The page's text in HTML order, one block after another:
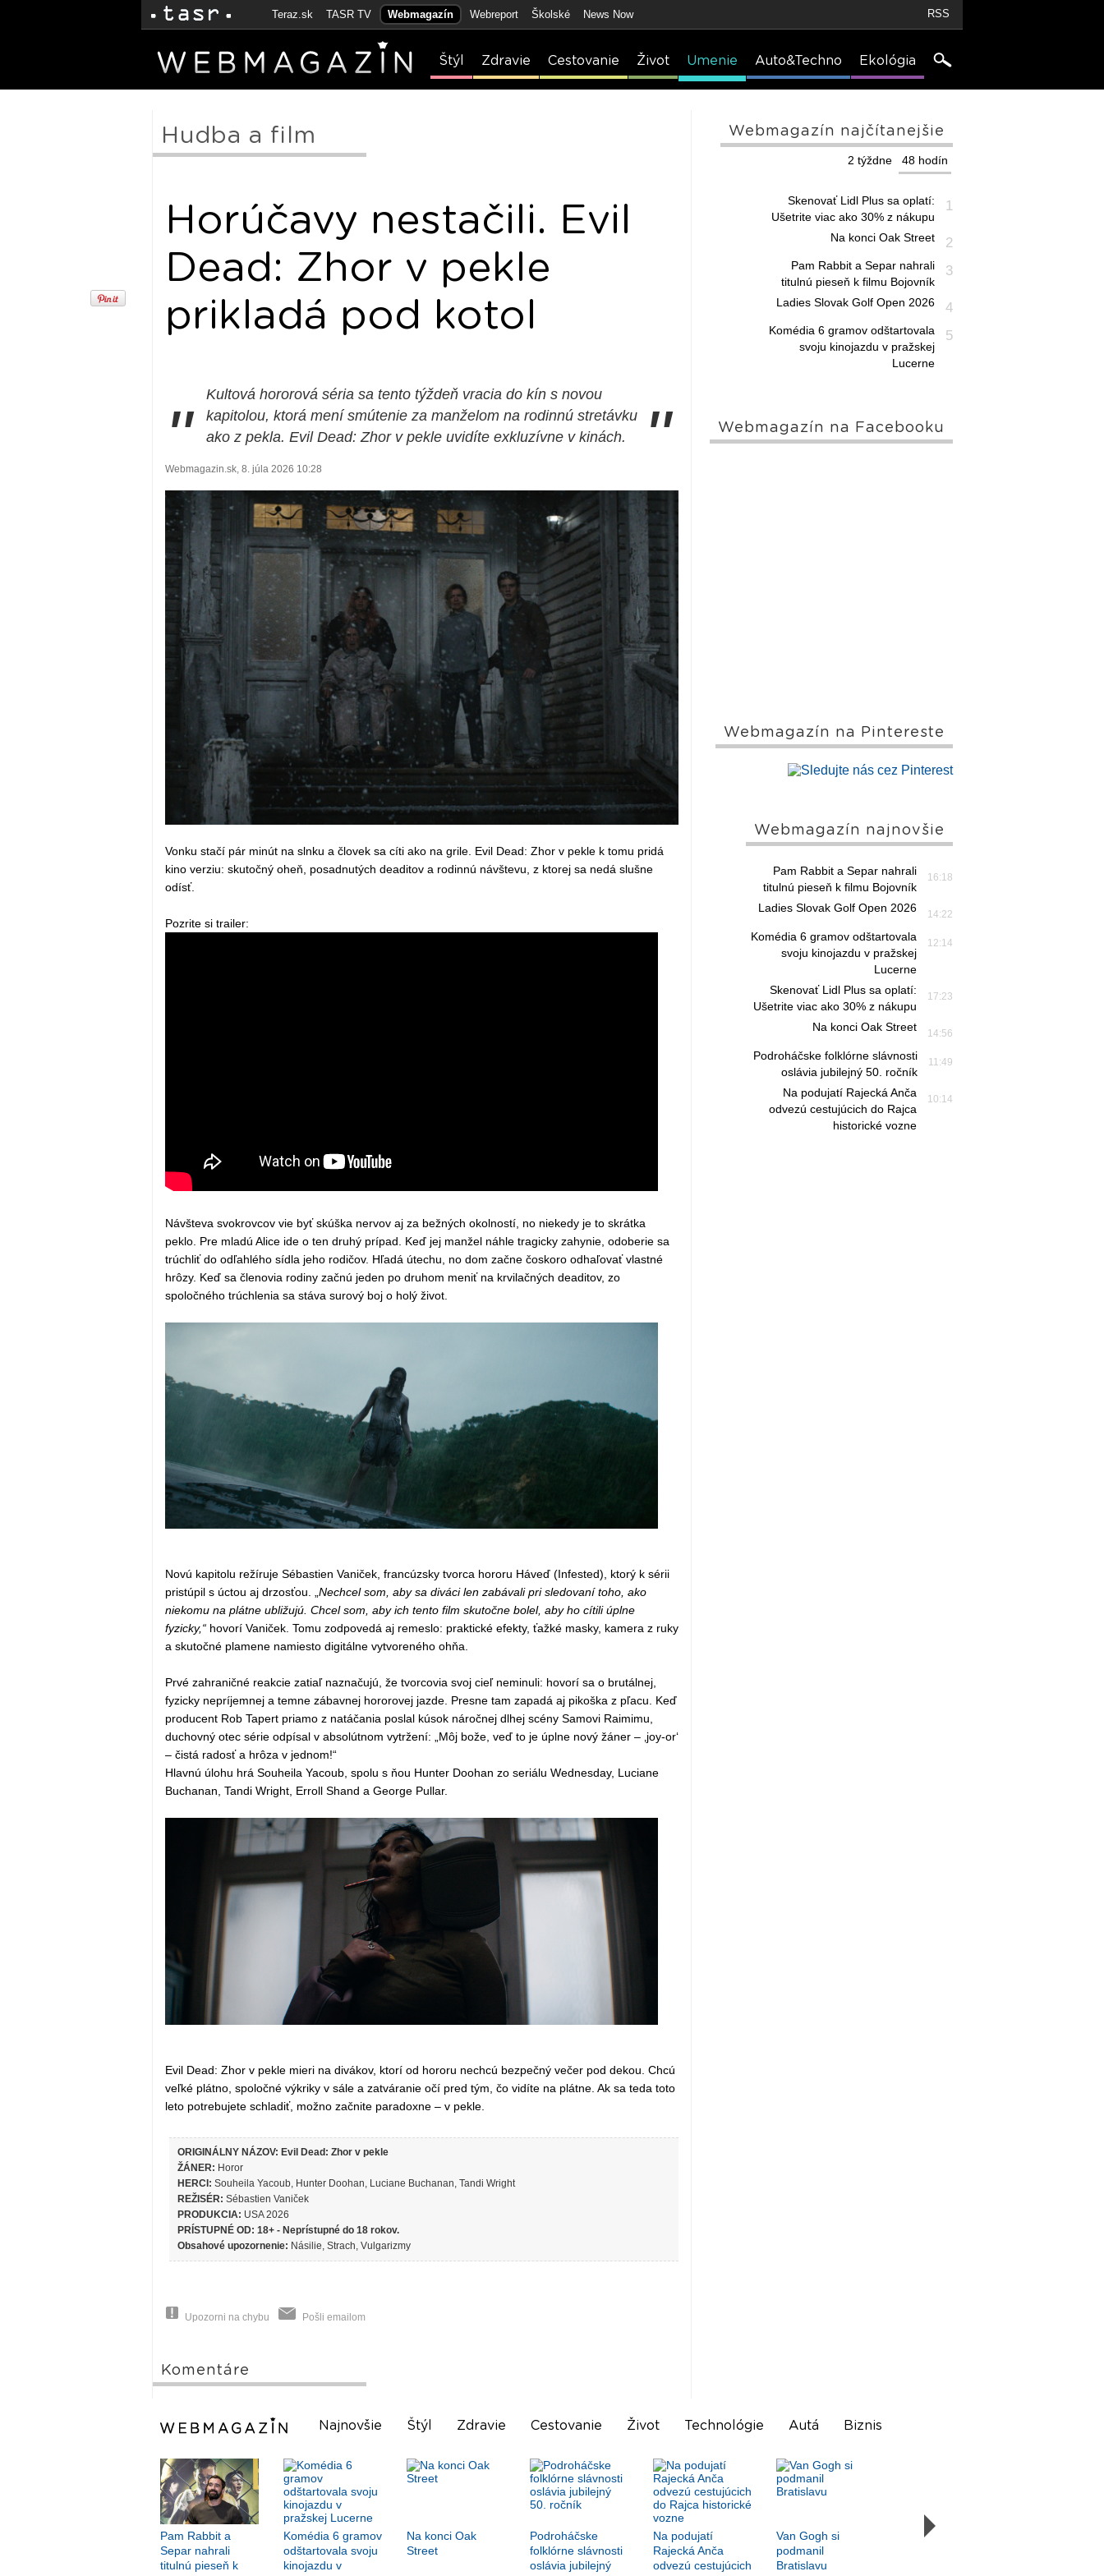
Teraz.sk TASR TV Webmagazín Webreport Školské News Now RSS
Štýl Zdravie Cestovanie Život Umenie Auto&Techno Ekológia
Hudba a film
Horúčavy nestačili. Evil
Dead: Zhor v pekle
prikladá pod kotol
"
Kultová hororová séria sa tento týždeň vracia do kín s novou
kapitolou, ktorá mení smútenie za manželom na rodinnú stretávku
ako z pekla. Evil Dead: Zhor v pekle uvidíte exkluzívne v kinách.
"
Webmagazin.sk, 8. júla 2026 10:28
Vonku stačí pár minút na slnku a človek sa cíti ako na grile. Evil Dead: Zhor v pekle k tomu pridá
kino verziu: skutočný oheň, posadnutých deaditov a rodinnú návštevu, z ktorej sa nedá slušne
odísť.
Pozrite si trailer:
Návšteva svokrovcov vie byť skúška nervov aj za bežných okolností, no niekedy je to skrátka
peklo. Pre mladú Alice ide o ten druhý prípad. Keď jej manžel náhle tragicky zahynie, odoberie sa
trúchliť do odľahlého sídla jeho rodičov. Hľadá útechu, no dom začne čoskoro odhaľovať vlastné
hrôzy. Keď sa členovia rodiny začnú jeden po druhom meniť na krvilačných deaditov, zo
spoločného trúchlenia sa stáva surový boj o holý život.
Novú kapitolu režíruje Sébastien Vaniček, francúzsky tvorca hororu Háveď (Infested), ktorý k sérii
pristúpil s úctou aj drzosťou. „ Nechcel som, aby sa diváci len zabávali pri sledovaní toho, ako
niekomu na plátne ubližujú. Chcel som, aby ich tento film skutočne bolel, aby ho cítili úplne
fyzicky,“hovorí Vaniček. Tomu zodpovedá aj remeslo: praktické efekty, ťažké masky, kamera z ruky
a skutočné plamene namiesto digitálne vytvoreného ohňa.
Prvé zahraničné reakcie zatiaľ naznačujú, že tvorcovia svoj cieľ neminuli: hovorí sa o brutálnej,
fyzicky nepríjemnej a temne zábavnej hororovej jazde. Presne tam zapadá aj pikoška z pľacu. Keď
producent Rob Tapert priamo z natáčania poslal kúsok náročnej dlhej scény Samovi Raimimu,
duchovný otec série odpísal v absolútnom vytržení: „Môj bože, veď to je úplne nový žáner – ‚joy-or‘
– čistá radosť a hrôza v jednom!“
Hlavnú úlohu hrá Souheila Yacoub, spolu s ňou Hunter Doohan zo seriálu Wednesday, Luciane
Buchanan, Tandi Wright, Erroll Shand a George Pullar.
Evil Dead: Zhor v pekle mieri na divákov, ktorí od hororu nechcú bezpečný večer pod dekou. Chcú
veľké plátno, spoločné výkriky v sále a zatváranie očí pred tým, čo vidíte na plátne. Ak sa teda toto
leto potrebujete schladiť, možno začnite paradoxne – v pekle.
ORIGINÁLNY NÁZOV: Evil Dead: Zhor v pekle
ŽÁNER: Horor
HERCI: Souheila Yacoub, Hunter Doohan, Luciane Buchanan, Tandi Wright
REŽISÉR: Sébastien Vaniček
PRODUKCIA: USA 2026
PRÍSTUPNÉ OD: 18+ - Neprístupné do 18 rokov.
Obsahové upozornenie: Násilie, Strach, Vulgarizmy
Upozorni na chybu Pošli emailom
Komentáre
Webmagazín najčítanejšie
48 hodín
2 týždne
1
Skenovať Lidl Plus sa oplatí:
Ušetrite viac ako 30% z nákupu
2
Na konci Oak Street
3
Pam Rabbit a Separ nahrali
titulnú pieseň k filmu Bojovník
4
Ladies Slovak Golf Open 2026
5
Komédia 6 gramov odštartovala
svoju kinojazdu v pražskej
Lucerne
Webmagazín na Facebooku
Webmagazín na Pintereste
Webmagazín najnovšie
16:18
Pam Rabbit a Separ nahrali
titulnú pieseň k filmu Bojovník
14:22
Ladies Slovak Golf Open 2026
12:14
Komédia 6 gramov odštartovala
svoju kinojazdu v pražskej
Lucerne
17:23
Skenovať Lidl Plus sa oplatí:
Ušetrite viac ako 30% z nákupu
14:56
Na konci Oak Street
11:49
Podroháčske folklórne slávnosti
oslávia jubilejný 50. ročník
10:14
Na podujatí Rajecká Anča
odvezú cestujúcich do Rajca
historické vozne
Najnovšie Štýl Zdravie Cestovanie Život Technológie Autá Biznis
Pam Rabbit a
Separ nahrali
titulnú pieseň k
Komédia 6 gramov
odštartovala svoju
kinojazdu v
Na konci Oak
Street
Podroháčske
folklórne slávnosti
oslávia jubilejný
Na podujatí
Rajecká Anča
odvezú cestujúcich
Van Gogh si
podmanil
Bratislavu